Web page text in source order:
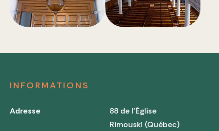
INFORMATIONS
Adresse
88 de l'Église
Rimouski (Québec)